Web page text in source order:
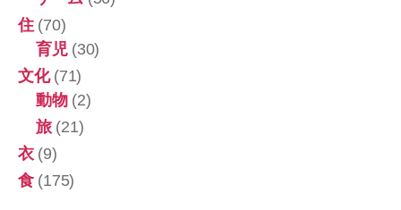
住(70)
育児(30)
文化(71)
動物(2)
旅(21)
衣(9)
食(175)